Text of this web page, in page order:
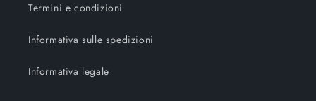
Termini e condizioni
Informativa sulle spedizioni
Informativa legale